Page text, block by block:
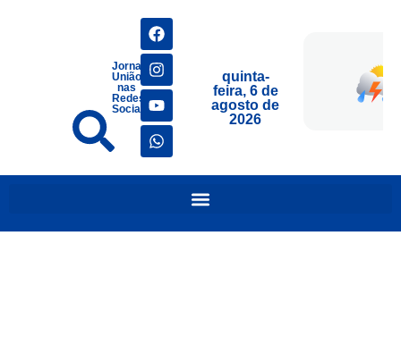
Jornais
União
nas
Redes
Sociais
quinta-
feira, 6 de
agosto de
2026